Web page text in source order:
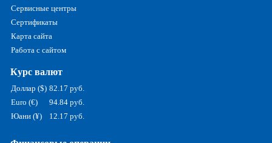
Сервисные центры
Сертификаты
Карта сайта
Работа с сайтом
Курс валют
Доллар ($) 82.17 руб.
Euro (€)
94.84 руб.
Юани (¥)
12.17 руб.